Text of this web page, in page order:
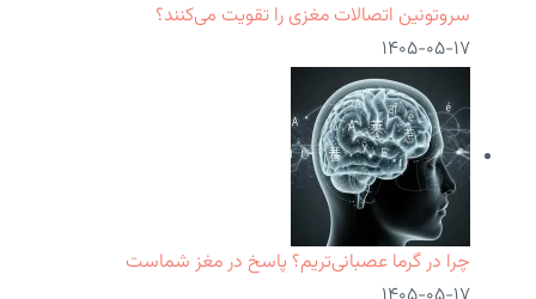
سروتونین اتصالات مغزی را تقویت می‌کنند؟
۱۴۰۵-۰۵-۱۷
چرا در گرما عصبانی‌تریم؟ پاسخ در مغز شماست